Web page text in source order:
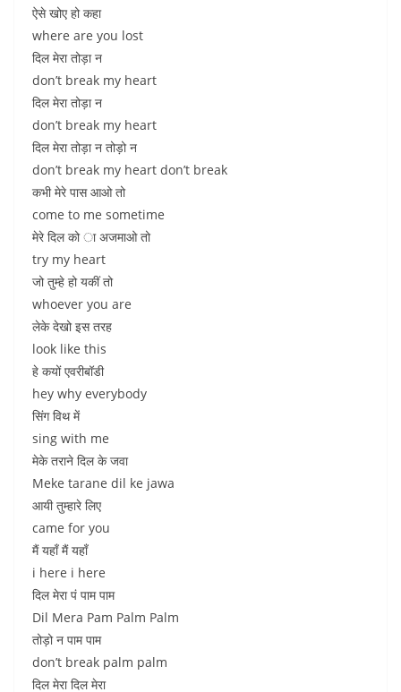
ऐसे खोए हो कहा
where are you lost
दिल मेरा तोड़ा न
don’t break my heart
दिल मेरा तोड़ा न
don’t break my heart
दिल मेरा तोड़ा न तोड़ो न
don’t break my heart don’t break
कभी मेरे पास आओ तो
come to me sometime
मेरे दिल को ा अजमाओ तो
try my heart
जो तुम्हे हो यकीं तो
whoever you are
लेके देखो इस तरह
look like this
हे कयों एवरीबॉडी
hey why everybody
सिंग विथ में
sing with me
मेके तराने दिल के जवा
Meke tarane dil ke jawa
आयी तुम्हारे लिए
came for you
मैं यहाँ मैं यहाँ
i here i here
दिल मेरा पं पाम पाम
Dil Mera Pam Palm Palm
तोड़ो न पाम पाम
don’t break palm palm
दिल मेरा दिल मेरा